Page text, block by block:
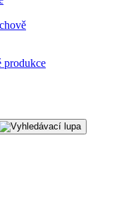
produkce